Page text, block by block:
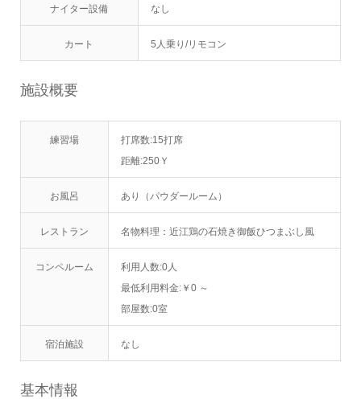
ナイター設備 なし
カート 5人乗り/リモコン
施設概要
練習場
打席数:15打席
距離:250Ｙ
お風呂 あり（パウダールーム）
レストラン 名物料理：近江鶏の石焼き御飯ひつまぶし風
コンペルーム
利用人数:0人
最低利用料金:￥0 ～
部屋数:0室
宿泊施設 なし
基本情報